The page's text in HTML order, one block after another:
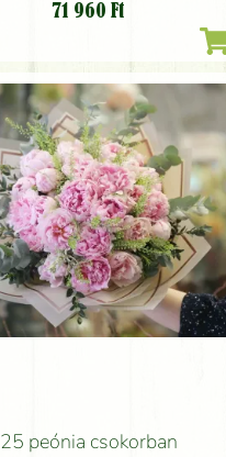
71 960 Ft
25 peónia csokorban